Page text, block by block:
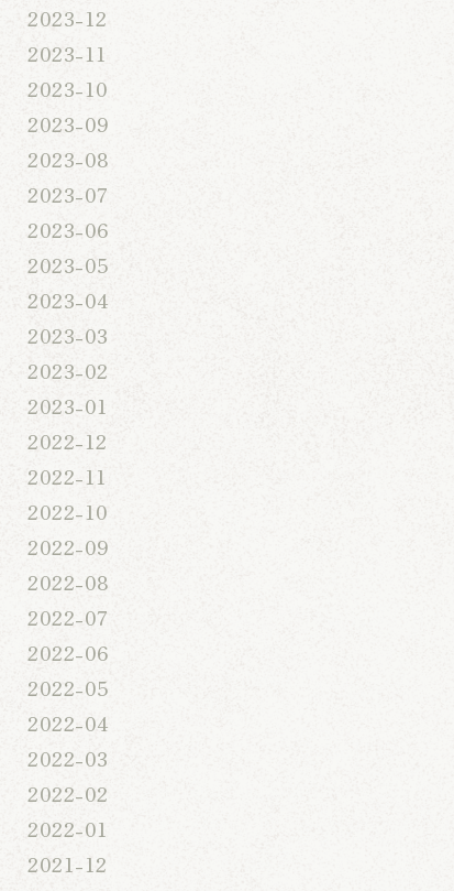
2023-12
2023-11
2023-10
2023-09
2023-08
2023-07
2023-06
2023-05
2023-04
2023-03
2023-02
2023-01
2022-12
2022-11
2022-10
2022-09
2022-08
2022-07
2022-06
2022-05
2022-04
2022-03
2022-02
2022-01
2021-12